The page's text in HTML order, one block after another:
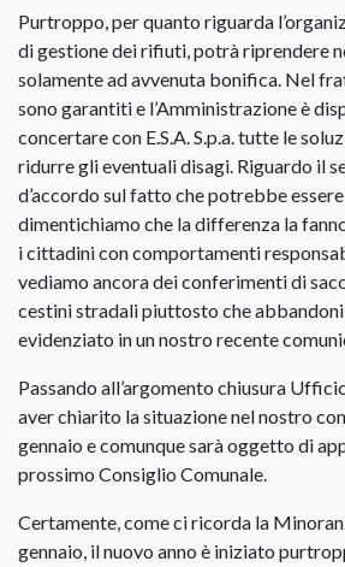
Purtroppo, per quanto riguarda
di gestione dei rifiuti, potrà riprendere
solamente ad avvenuta bonifica. Nel
sono garantiti e l’Amministrazione è
concertare con E.S.A. S.p.a. tutte le
ridurre gli eventuali disagi. Riguardo il
d’accordo sul fatto che potrebbe
dimentichiamo che la differenza la
i cittadini con comportamenti
vediamo ancora dei conferimenti di
cestini stradali piuttosto che
evidenziato in un nostro recente
Passando all’argomento chiusura
aver chiarito la situazione nel nostro
gennaio e comunque sarà oggetto di
prossimo Consiglio Comunale.
Certamente, come ci ricorda la
gennaio, il nuovo anno è iniziato